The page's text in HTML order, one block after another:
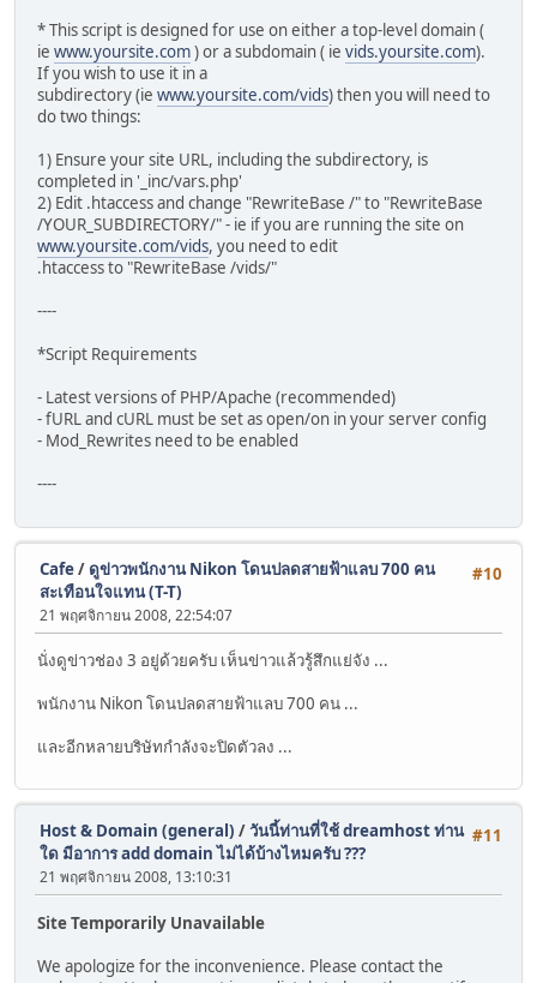
* This script is designed for use on either a top-level domain (
ie www.yoursite.com) or a subdomain ( ie vids.yoursite.com).
If you wish to use it in a
subdirectory (ie www.yoursite.com/vids) then you will need to
do two things:
1) Ensure your site URL, including the subdirectory, is
completed in '_inc/vars.php'
2) Edit .htaccess and change "RewriteBase /" to "RewriteBase
/YOUR_SUBDIRECTORY/" - ie if you are running the site on
www.yoursite.com/vids, you need to edit
.htaccess to "RewriteBase /vids/"
----
*Script Requirements
- Latest versions of PHP/Apache (recommended)
- fURL and cURL must be set as open/on in your server config
- Mod_Rewrites need to be enabled
----
#10
Cafe/ ดูข่าวพนักงาน Nikon โดนปลดสายฟ้าแลบ 700 คน
สะเทือนใจแทน (T-T)
21 พฤศจิกายน 2008, 22:54:07
นั่งดูข่าวช่อง 3 อยู่ด้วยครับ เห็นข่าวแล้วรู้สึกแย่จัง ...
พนักงาน Nikon โดนปลดสายฟ้าแลบ 700 คน ...
และอีกหลายบริษัทกำลังจะปิดตัวลง ...
#11
Host & Domain (general) /วันนี้ท่านที่ใช้ dreamhost ท่าน
ใด มีอาการ add domain ไม่ได้บ้างไหมครับ ???
21 พฤศจิกายน 2008, 13:10:31
Site Temporarily Unavailable
We apologize for the inconvenience. Please contact the